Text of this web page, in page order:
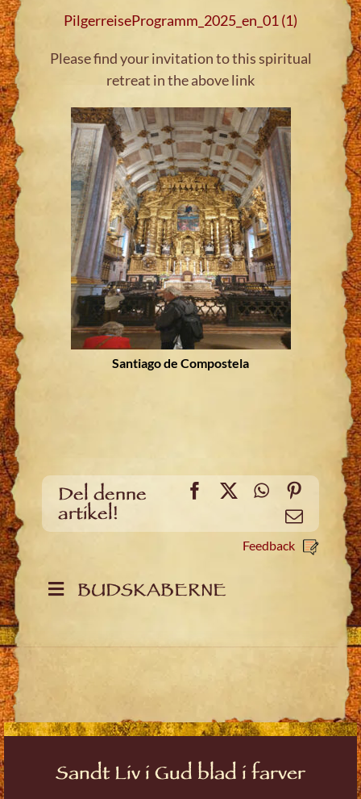
PilgerreiseProgramm_2025_en_01 (1)
Please find your invitation to this spiritual
retreat in the above link
Santiago de Compostela
Del denne
artikel!
Facebook
X WhatsApp
Email
Feedback
BUDSKABERNE
Sandt Liv i Gud blad i farver